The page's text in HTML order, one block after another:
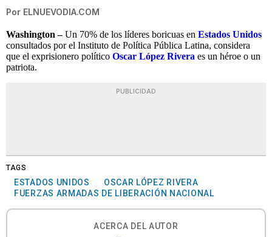
Por ELNUEVODIA.COM
Washington –Un 70% de los líderes boricuas en Estados Unidos
consultados por el Instituto de Política Pública Latina, considera
que el exprisionero político Oscar López Rivera es un héroe o un
patriota.
PUBLICIDAD
TAGS
ESTADOS UNIDOS
OSCAR LÓPEZ RIVERA
FUERZAS ARMADAS DE LIBERACIÓN NACIONAL
ACERCA DEL AUTOR